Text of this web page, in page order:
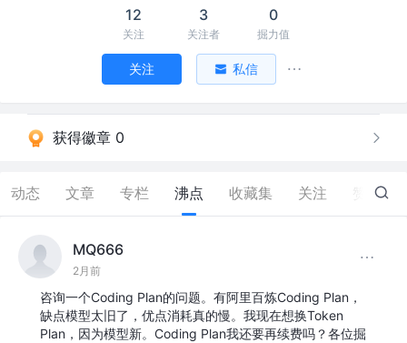
12
关注
3
关注者
0
掘力值
关注 私信
获得徽章 0
动态 文章 专栏 沸点 收藏集 关注 31
MQ666
2月前
咨询一个Coding Plan的问题。有阿里百炼Coding Plan，
缺点模型太旧了，优点消耗真的慢。我现在想换Token
Plan，因为模型新。Coding Plan我还要再续费吗？各位掘